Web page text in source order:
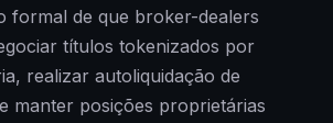
formal de que broker-dealers
títulos tokenizados por
realizar autoliquidação de
manter posições proprietárias